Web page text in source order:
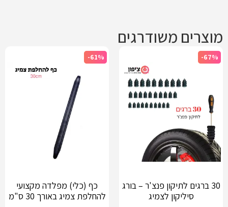
מוצרים משודרגים
-67%
30 ברגים לתיקון פנצ'ר – בורג
סיליקון לצמיג
-61%
כף (כלי) מפלדה מקצועי
להחלפת צמיג באורך 30 ס"מ